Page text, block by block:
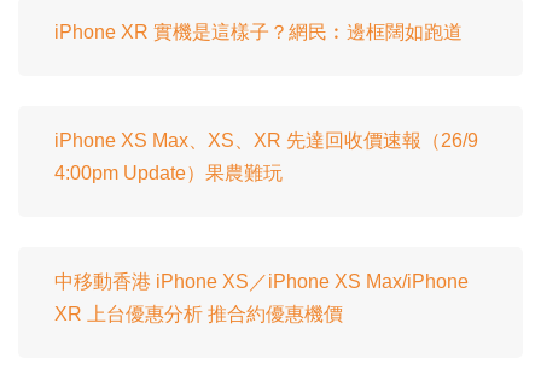
iPhone XR 實機是這樣子？網民︰邊框闊如跑道
iPhone XS Max、XS、XR 先達回收價速報（26/9
4:00pm Update）果農難玩
中移動香港 iPhone XS／iPhone XS Max/iPhone
XR 上台優惠分析 推合約優惠機價